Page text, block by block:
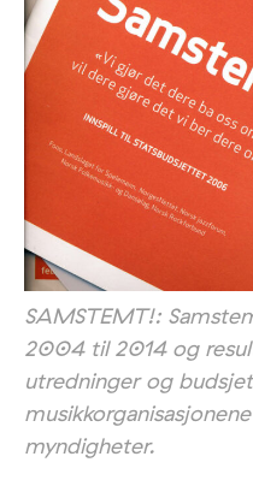
SAMSTEMT!:
2004 til 2014 og
utredninger og
myndigheter.